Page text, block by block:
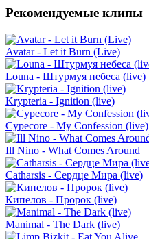
Рекомендуемые клипы
Avatar - Let it Burn (Live)
Louna - Штурмуя небеса (live)
Krypteria - Ignition (live)
Cypecore - My Confession (live)
Ill Nino - What Comes Around
Catharsis - Сердце Мира (live)
Кипелов - Пророк (live)
Manimal - The Dark (live)